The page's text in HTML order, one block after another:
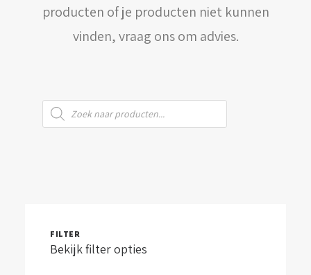
producten of je producten niet kunnen
vinden, vraag ons om advies.
Producten
zoeken
FILTER
Bekijk filter opties